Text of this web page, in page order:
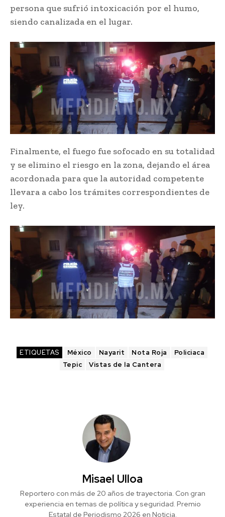
persona que sufrió intoxicación por el humo,
siendo canalizada en el lugar.
Finalmente, el fuego fue sofocado en su totalidad
y se elimino el riesgo en la zona, dejando el área
acordonada para que la autoridad competente
llevara a cabo los trámites correspondientes de
ley.
ETIQUETAS México Nayarit Nota Roja
Policiaca
Tepic
Vistas de la Cantera
Misael Ulloa
Reportero con más de 20 años de trayectoria. Con gran
experiencia en temas de política y seguridad. Premio
Estatal de Periodismo 2026 en Noticia.